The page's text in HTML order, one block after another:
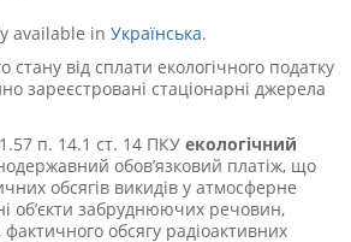
available in Українська.
стану від сплати екологічного податку
зареєстровані стаціонарні джерела
п. 14.1 ст. 14 ПКУ екологічний
обов’язковий платіж, що
обсягів викидів у атмосферне
об’єкти забруднюючих речовин,
обсягу радіоактивних